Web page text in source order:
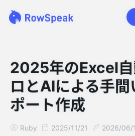
2025年のExcel自
ロとAIによる手間
ポート作成
Ruby 2025/11/21 2026/06/